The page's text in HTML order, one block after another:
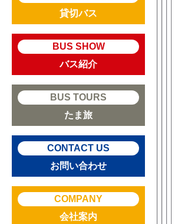
貸切バス
BUS SHOW
バス紹介
BUS TOURS
たま旅
CONTACT US
お問い合わせ
COMPANY
会社案内